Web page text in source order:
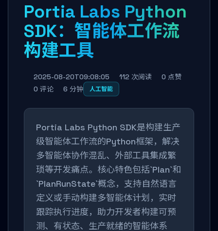
Portia Labs Python
SDK：智能体工作流
构建工具
2025-08-20T09:08:05 112 次阅读
0 点赞
0 评论
6 分钟 人工智能
Portia Labs Python SDK是构建生产
级智能体工作流的Python框架，解决
多智能体协作混乱、外部工具集成繁
琐等开发痛点。核心特色包括`Plan`和
`PlanRunState`概念，支持自然语言
定义或手动构建多智能体计划，实时
跟踪执行进度，助力开发者构建可预
测、有状态、生产就绪的智能体系